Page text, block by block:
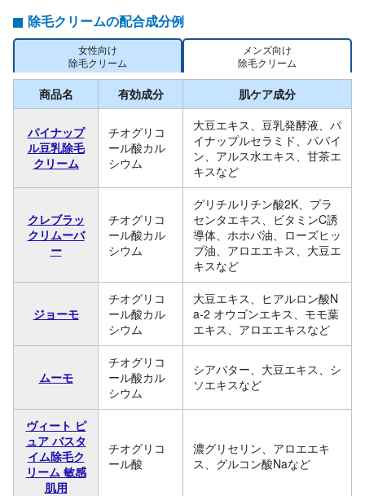
除毛クリームの配合成分例
女性向け
除毛クリーム
メンズ向け
除毛クリーム
商品名 有効成分 肌ケア成分
パイナップ
ル豆乳除毛
クリーム
チオグリコ
ール酸カル
シウム
大豆エキス、豆乳発酵液、パ
イナップルセラミド、パパイ
ン、アルス水エキス、甘茶エ
キスなど
クレブラッ
クリムーバ
ー
チオグリコ
ール酸カル
シウム
グリチルリチン酸2K、プラ
センタエキス、ビタミンC誘
導体、ホホバ油、ローズヒッ
プ油、アロエエキス、大豆エ
キスなど
ジョーモ
チオグリコ
ール酸カル
シウム
大豆エキス、ヒアルロン酸N
a-2 オウゴンエキス、モモ葉
エキス、アロエエキスなど
ムーモ
チオグリコ
ール酸カル
シウム
シアバター、大豆エキス、シ
ソエキスなど
ヴィート ピ
ュア バスタ
イム除毛ク
リーム 敏感
肌用
チオグリコ
ール酸
濃グリセリン、アロエエキ
ス、グルコン酸Naなど